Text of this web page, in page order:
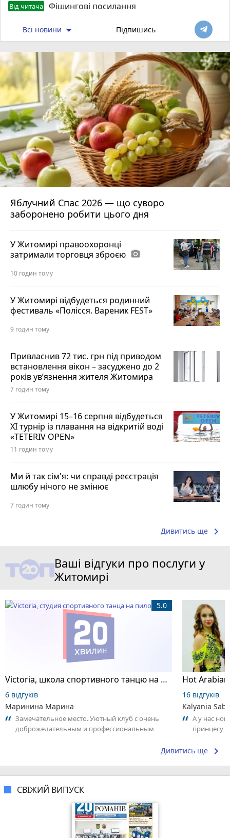
Від читача Фішингові посилання
Всі новини Підпишись
Яблучний Спас 2026 — що суворо
заборонено робити цього дня
У Житомирі правоохоронці
затримали торговця зброєю photo_camera
10 годин тому
У Житомирі відбудеться родинний
фестиваль «Полісся. Вареник FEST»
9 годин тому
Привласнив 72 тис. грн під приводом
встановлення вікон – засуджено до 2
років ув’язнення жителя Житомира
7 годин тому
У Житомирі 15–16 серпня відбудеться
XI турнір із плавання на відкритій воді
«TETERIV OPEN»
11 годин тому
Ми й так сім'я: чи справді реєстрація
шлюбу нічого не змінює
7 годин тому
Дивитись ще keyboard_arrow_right
Ваші відгуки про послуги у
Житомирі
Victoria, школа спортивного танцю на пілоні
5.0
6 відгуків
Маринина Марина
Замечательное место. Уютный клуб с очень
доброжелательным и профессиональным
16 відгуків
Kalyania
А у нас
принцесу
Дивитись ще keyboard_arrow_right
СВІЖИЙ ВИПУСК